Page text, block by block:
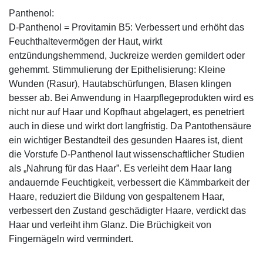
Panthenol:
D-Panthenol = Provitamin B5: Verbessert und erhöht das
Feuchthaltevermögen der Haut, wirkt
entzündungshemmend, Juckreize werden gemildert oder
gehemmt. Stimmulierung der Epithelisierung: Kleine
Wunden (Rasur), Hautabschürfungen, Blasen klingen
besser ab. Bei Anwendung in Haarpflegeprodukten wird es
nicht nur auf Haar und Kopfhaut abgelagert, es penetriert
auch in diese und wirkt dort langfristig. Da Pantothensäure
ein wichtiger Bestandteil des gesunden Haares ist, dient
die Vorstufe D-Panthenol laut wissenschaftlicher Studien
als „Nahrung für das Haar”. Es verleiht dem Haar lang
andauernde Feuchtigkeit, verbessert die Kämmbarkeit der
Haare, reduziert die Bildung von gespaltenem Haar,
verbessert den Zustand geschädigter Haare, verdickt das
Haar und verleiht ihm Glanz. Die Brüchigkeit von
Fingernägeln wird vermindert.